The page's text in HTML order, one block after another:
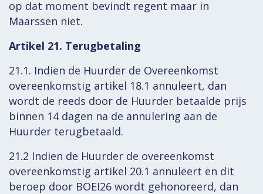
op dat moment bevindt regent maar in
Maarssen niet.
Artikel 21. Terugbetaling
21.1. Indien de Huurder de Overeenkomst
overeenkomstig artikel 18.1 annuleert, dan
wordt de reeds door de Huurder betaalde prijs
binnen 14 dagen na de annulering aan de
Huurder terugbetaald.
21.2 Indien de Huurder de overeenkomst
overeenkomstig artikel 20.1 annuleert en dit
beroep door BOEI26 wordt gehonoreerd, dan